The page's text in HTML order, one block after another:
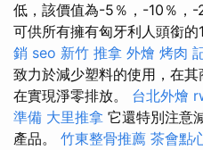
低，該價值為-5％，-10％，
可供所有擁有匈牙利人頭銜的
銷 seo 新竹 推拿 外燴 烤肉
致力於減少塑料的使用，在
在實現淨零排放。 台北外燴
準備 大里推拿 它還特別注意
產品。 竹東整骨推薦 茶會點